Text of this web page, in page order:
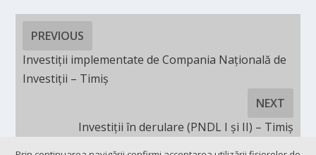
PREVIOUS
Investiții implementate de Compania Națională de
Investiții – Timiș
NEXT
Investiții în derulare (PNDL I și II) – Timiș